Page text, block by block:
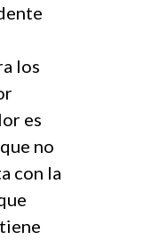
los
es
no
con la